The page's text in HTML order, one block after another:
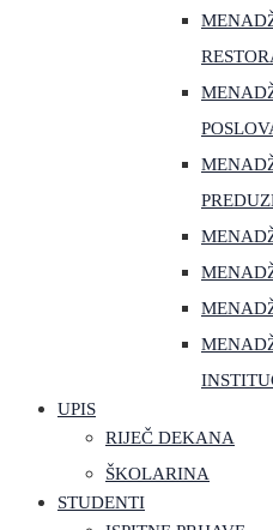
UPIS
RIJEČ DEKANA
ŠKOLARINA
STUDENTI